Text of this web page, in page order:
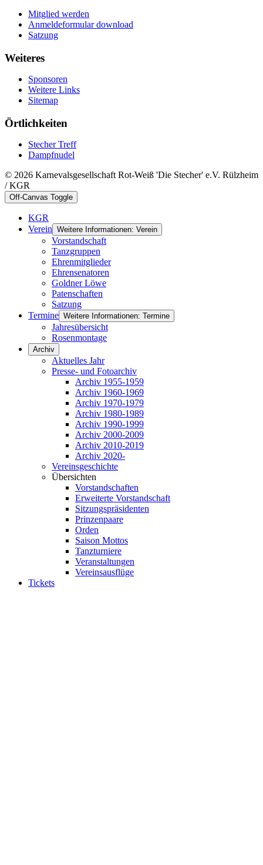
Mitglied werden
Anmeldeformular download
Satzung
Weiteres
Sponsoren
Weitere Links
Sitemap
Örtlichkeiten
Stecher Treff
Dampfnudel
© 2026 Karnevalsgesellschaft Rot-Weiß 'Die Stecher' e.V. Rülzheim
/ KGR
Off-Canvas Toggle
KGR
Verein Weitere Informationen: Verein
Vorstandschaft
Tanzgruppen
Ehrenmitglieder
Ehrensenatoren
Goldner Löwe
Patenschaften
Satzung
Termine Weitere Informationen: Termine
Jahresübersicht
Rosenmontage
Archiv
Aktuelles Jahr
Presse- und Fotoarchiv
Archiv 1955-1959
Archiv 1960-1969
Archiv 1970-1979
Archiv 1980-1989
Archiv 1990-1999
Archiv 2000-2009
Archiv 2010-2019
Archiv 2020-
Vereinsgeschichte
Übersichten
Vorstandschaften
Erweiterte Vorstandschaft
Sitzungspräsidenten
Prinzenpaare
Orden
Saison Mottos
Tanzturniere
Veranstaltungen
Vereinsausflüge
Tickets